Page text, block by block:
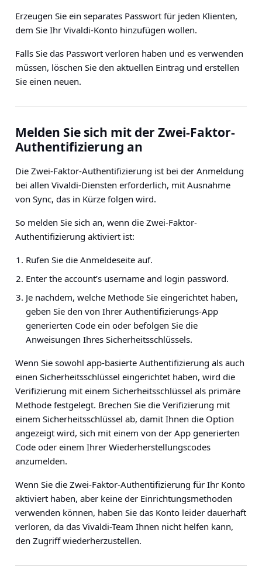
Erzeugen Sie ein separates Passwort für jeden Klienten,
dem Sie Ihr Vivaldi-Konto hinzufügen wollen.
Falls Sie das Passwort verloren haben und es verwenden
müssen, löschen Sie den aktuellen Eintrag und erstellen
Sie einen neuen.
Melden Sie sich mit der Zwei-Faktor-
Authentifizierung an
Die Zwei-Faktor-Authentifizierung ist bei der Anmeldung
bei allen Vivaldi-Diensten erforderlich, mit Ausnahme
von Sync, das in Kürze folgen wird.
So melden Sie sich an, wenn die Zwei-Faktor-
Authentifizierung aktiviert ist:
Rufen Sie die Anmeldeseite auf.
Enter the account’s username and login password.
Je nachdem, welche Methode Sie eingerichtet haben,
geben Sie den von Ihrer Authentifizierungs-App
generierten Code ein oder befolgen Sie die
Anweisungen Ihres Sicherheitsschlüssels.
Wenn Sie sowohl app-basierte Authentifizierung als auch
einen Sicherheitsschlüssel eingerichtet haben, wird die
Verifizierung mit einem Sicherheitsschlüssel als primäre
Methode festgelegt. Brechen Sie die Verifizierung mit
einem Sicherheitsschlüssel ab, damit Ihnen die Option
angezeigt wird, sich mit einem von der App generierten
Code oder einem Ihrer Wiederherstellungscodes
anzumelden.
Wenn Sie die Zwei-Faktor-Authentifizierung für Ihr Konto
aktiviert haben, aber keine der Einrichtungsmethoden
verwenden können, haben Sie das Konto leider dauerhaft
verloren, da das Vivaldi-Team Ihnen nicht helfen kann,
den Zugriff wiederherzustellen.